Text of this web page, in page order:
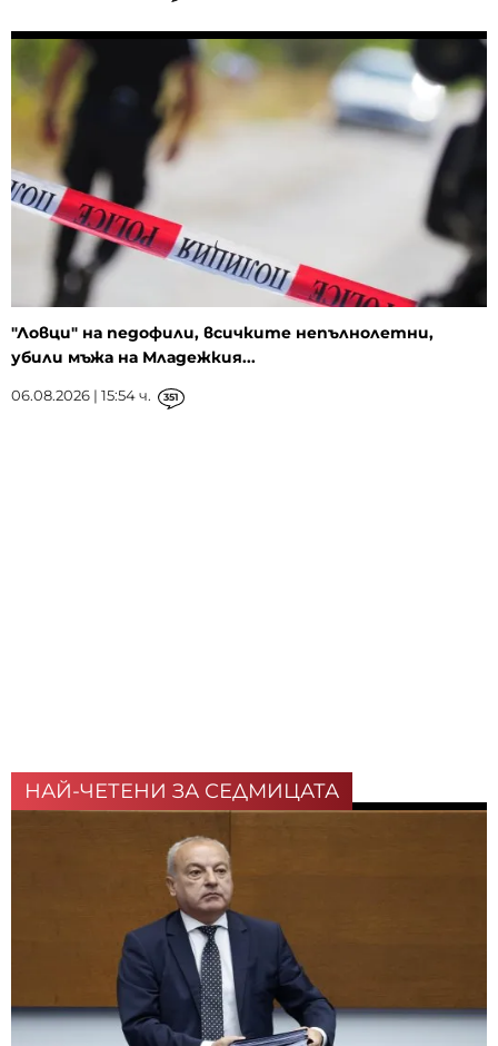
"Ловци" на педофили, всичките непълнолетни,
убили мъжа на Младежкия...
06.08.2026 | 15:54 ч. 351
НАЙ-ЧЕТЕНИ ЗА СЕДМИЦАТА